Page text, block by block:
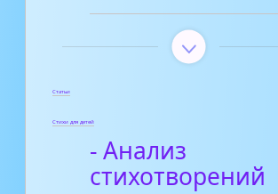
Статьи
Стихи для детей
- Анализ
стихотворений